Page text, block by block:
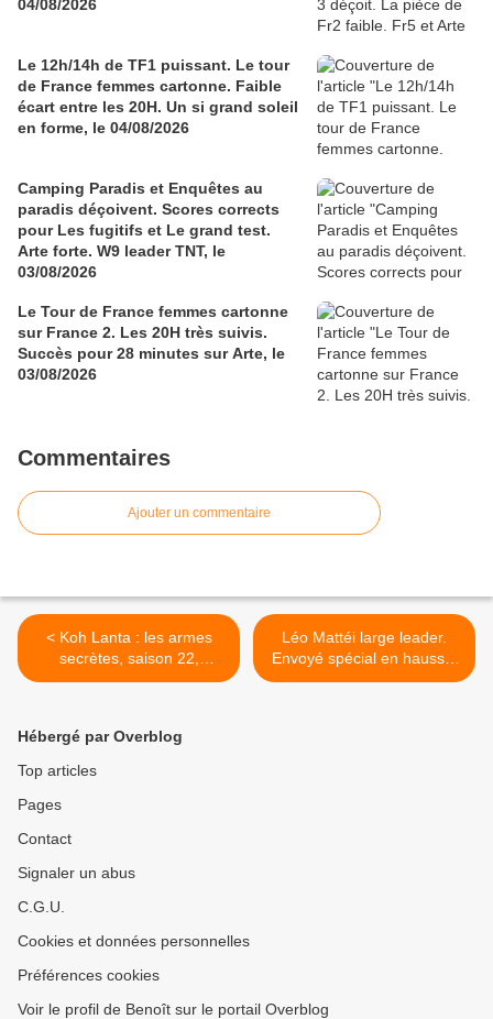
04/08/2026
Le 12h/14h de TF1 puissant. Le tour
de France femmes cartonne. Faible
écart entre les 20H. Un si grand soleil
en forme, le 04/08/2026
Camping Paradis et Enquêtes au
paradis déçoivent. Scores corrects
pour Les fugitifs et Le grand test.
Arte forte. W9 leader TNT, le
03/08/2026
Le Tour de France femmes cartonne
sur France 2. Les 20H très suivis.
Succès pour 28 minutes sur Arte, le
03/08/2026
Commentaires
Ajouter un commentaire
< Koh Lanta : les armes
secrètes, saison 22,
épisode 5, ce soir à 21h05
Léo Mattéi large leader.
Envoyé spécial en hausse.
Fr3 très faible. Succès pour
Hébergé par Overblog
Top articles
Pages
Contact
Signaler un abus
C.G.U.
Cookies et données personnelles
Préférences cookies
Voir le profil de Benoît sur le portail Overblog